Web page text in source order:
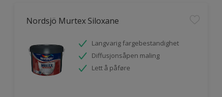
Nordsjö Murtex Siloxane
Langvarig fargebestandighet
Diffusjonsåpen maling
Lett å påføre